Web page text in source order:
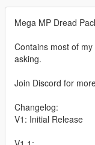
Mega MP Dread
Contains most of
asking.
Join Discord for
Changelog:
V1: Initial Release